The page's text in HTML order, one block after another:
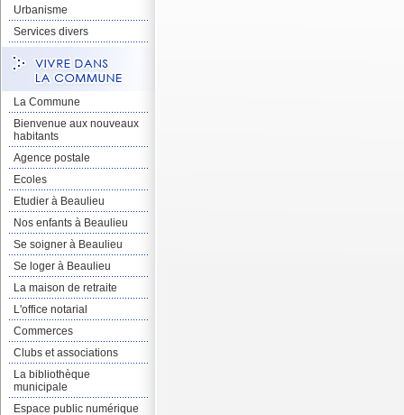
Urbanisme
Services divers
La Commune
Bienvenue aux nouveaux
habitants
Agence postale
Ecoles
Etudier à Beaulieu
Nos enfants à Beaulieu
Se soigner à Beaulieu
Se loger à Beaulieu
La maison de retraite
L'office notarial
Commerces
Clubs et associations
La bibliothèque
municipale
Espace public numérique